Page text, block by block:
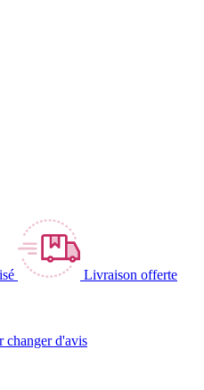
Livraison offerte
changer d'avis